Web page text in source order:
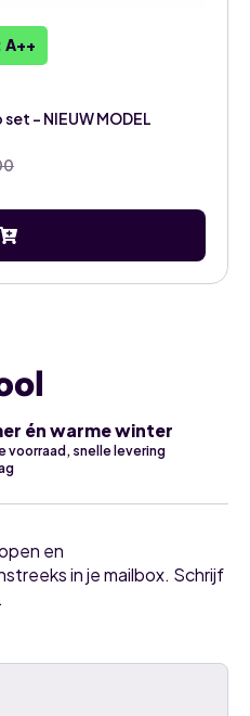
– NIEUW MODEL
én warme winter
voorraad, snelle levering
en
in je mailbox. Schrijf